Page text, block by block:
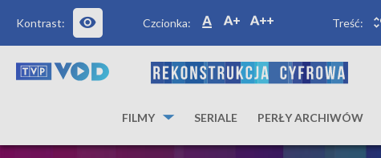
Kontrast: Czcionka: Treść:
FILMY SERIALE PERŁY ARCHIWÓW